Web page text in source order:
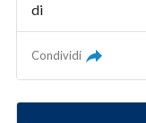
di
Condividi